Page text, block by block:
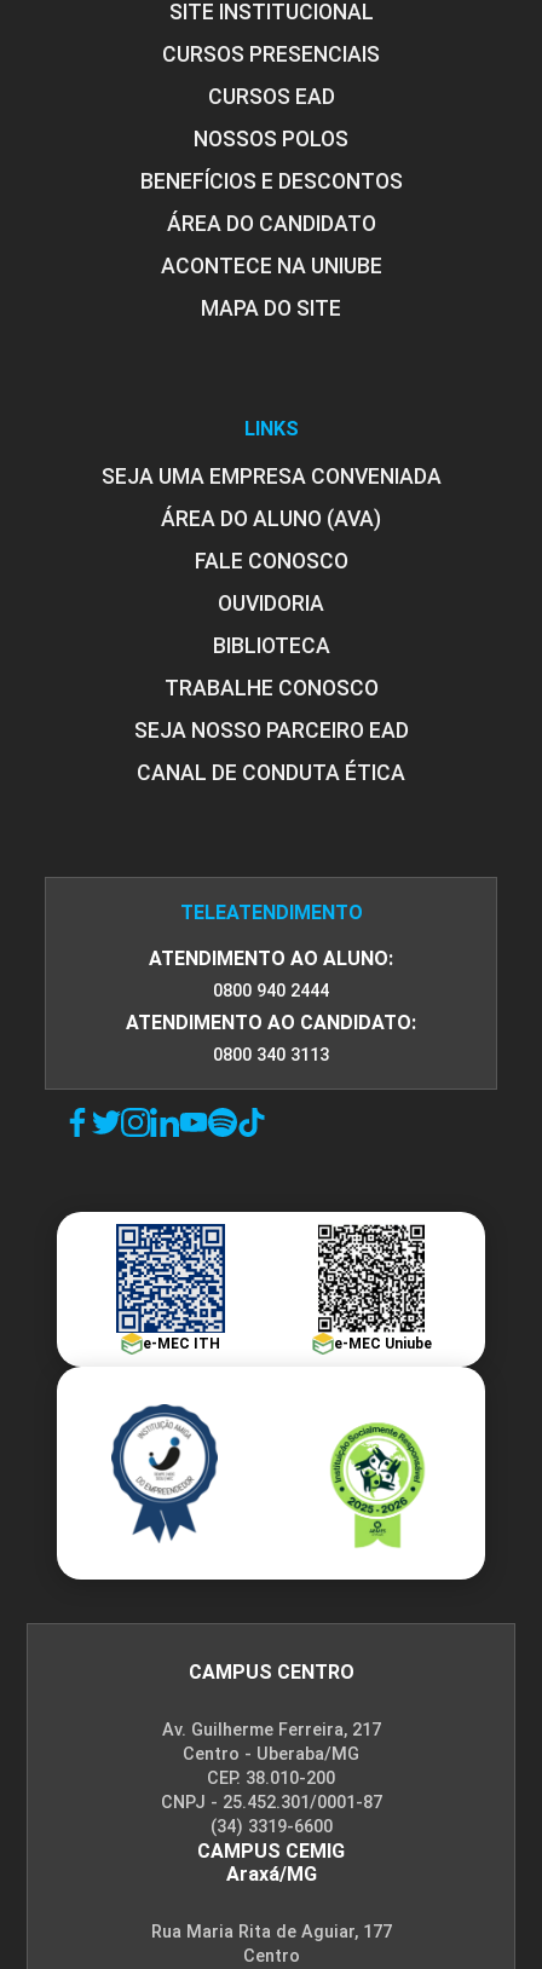
6
ENCONTRO ACADÊMICO/AVALIAÇÃO
6
ENCONTRO ACADÊMICO/AVALIAÇÃO
6
ENGENHARIA DE MÉTODOS E
ENGENHARIA ECONÔMICA
72
ERGONOMIA E SEGURANÇA DO
TRABALHO
ESTÁGIO CURRICULAR SUPERVISIONADO
ESTATÍSTICA APLICADA
96
SITE INSTITUCIONAL
CURSOS PRESENCIAIS
CURSOS EAD
NOSSOS POLOS
BENEFÍCIOS E DESCONTOS
ÁREA DO CANDIDATO
ACONTECE NA UNIUBE
MAPA DO SITE
LINKS
SEJA UMA EMPRESA CONVENIADA
ÁREA DO ALUNO (AVA)
FALE CONOSCO
OUVIDORIA
BIBLIOTECA
TRABALHE CONOSCO
SEJA NOSSO PARCEIRO EAD
CANAL DE CONDUTA ÉTICA
TELEATENDIMENTO
ATENDIMENTO AO ALUNO:
0800 940 2444
ATENDIMENTO AO CANDIDATO:
0800 340 3113
e-MEC ITH e-MEC Uniube
CAMPUS CENTRO
Av. Guilherme Ferreira, 217
Centro - Uberaba/MG
CEP. 38.010-200
CNPJ - 25.452.301/0001-87
(34) 3319-6600
CAMPUS CEMIG
Araxá/MG
Rua Maria Rita de Aguiar, 177
Centro